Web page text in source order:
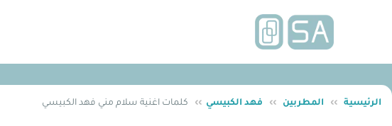
الرئيسية ›› المطربين ›› فهد الكبيسي ›› كلمات اغنية سلام مني فهد الكبيسي